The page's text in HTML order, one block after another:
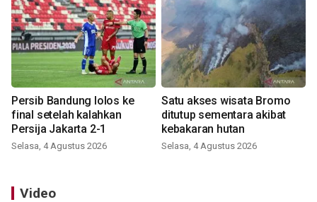
Persib Bandung lolos ke
final setelah kalahkan
Persija Jakarta 2-1
Selasa, 4 Agustus 2026
Satu akses wisata Bromo
ditutup sementara akibat
kebakaran hutan
Selasa, 4 Agustus 2026
Video